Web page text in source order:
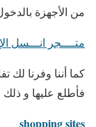
من الأجهزة
متــــجر انـــسل
كما أننا وفرنا لك
فأطلع عليها و ذلك
shopping sites